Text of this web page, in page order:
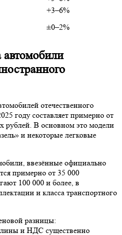
+3–6%
±0–2%
автомобили
отечественного
году составляет примерно от
рублей. В основном это модели
и некоторые легковые
ввезённые официально
примерно от 35 000
100 000 и более, в
и класса транспортного
разницы:
и НДС существенно